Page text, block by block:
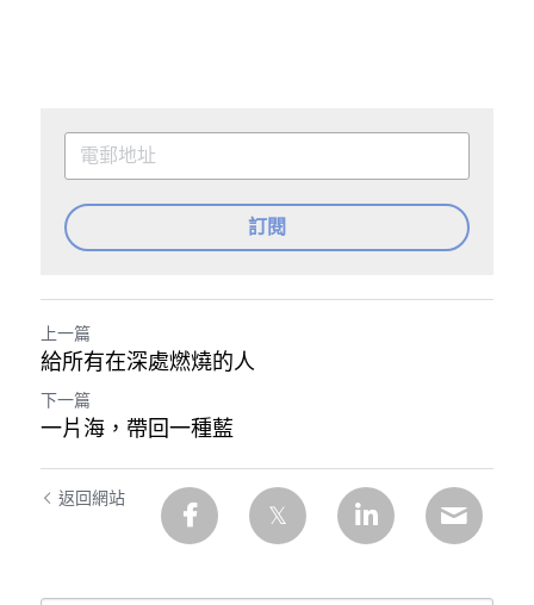
訂閱
上一篇
給所有在深處燃燒的人
下一篇
一片海，帶回一種藍
返回網站